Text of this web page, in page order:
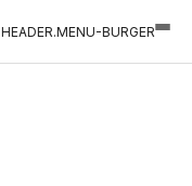
HEADER.MENU-BURGER